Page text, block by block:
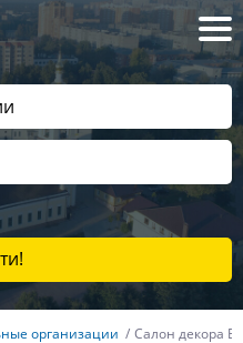
организации Салон декора